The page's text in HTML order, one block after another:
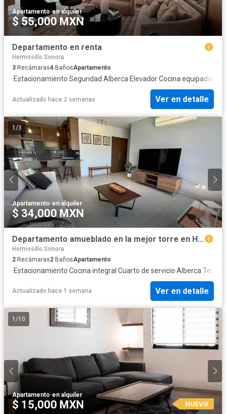
Apartamento·en alquiler
$ 55,000 MXN
Departamento en renta
Hermosillo Sonora
3 Recámaras4 BañosApartamento
·Estacionamiento·Seguridad·Alberca·Elevador·Cocina equipada
Actualizado hace 2 semanas Ver en detalle
1 /3
Apartamento·en alquiler
$ 34,000 MXN
Departamento amueblado en la mejor torre en Hermosillo, Sonora
Hermosillo Sonora
2 Recámaras2 BañosApartamento
·Estacionamiento·Cocina integral·Cuarto de servicio·Alberca·
Actualizado hace 1 semana Ver en detalle
1 /10
Apartamento·en alquiler
$ 15,000 MXN NUEVO